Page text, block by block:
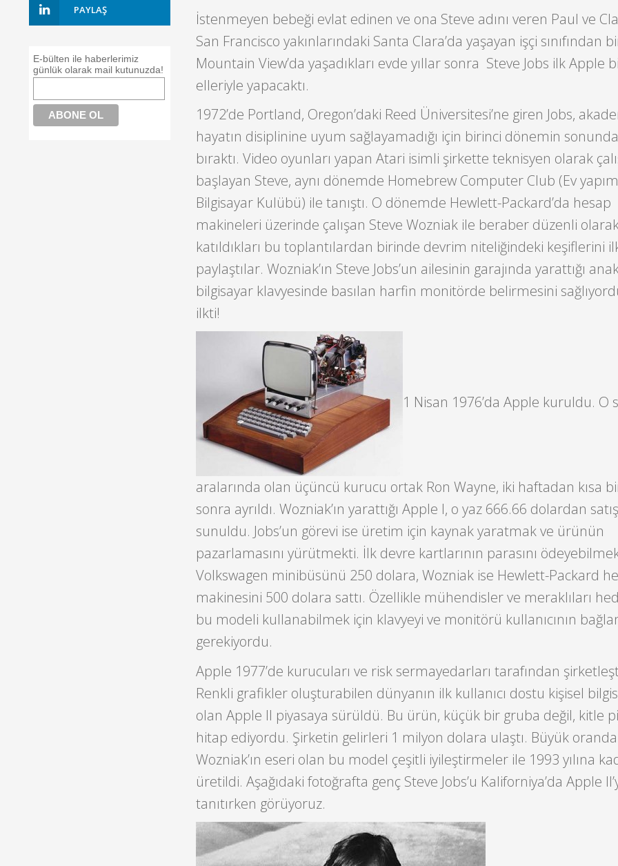
PAYLAŞ
E-bülten ile haberlerimiz
günlük olarak mail kutunuzda!
İstenmeyen bebeği evlat edinen ve ona Steve adını veren Paul ve
San Francisco yakınlarındaki Santa Clara’da yaşayan işçi sınıfından
Mountain View’da yaşadıkları evde yıllar sonra Steve Jobs ilk Apple
elleriyle yapacaktı.
1972’de Portland, Oregon’daki Reed Üniversitesi’ne giren Jobs,
hayatın disiplinine uyum sağlayamadığı için birinci dönemin
bıraktı. Video oyunları yapan Atari isimli şirkette teknisyen olarak
başlayan Steve, aynı dönemde Homebrew Computer Club (Ev
Bilgisayar Kulübü) ile tanıştı. O dönemde Hewlett-Packard’da hesap
makineleri üzerinde çalışan Steve Wozniak ile beraber düzenli
katıldıkları bu toplantılardan birinde devrim niteliğindeki keşiflerini
paylaştılar. Wozniak’ın Steve Jobs’un ailesinin garajında yarattığı
bilgisayar klavyesinde basılan harfin monitörde belirmesini
ilkti!
1 Nisan 1976’da Apple kuruldu. O
aralarında olan üçüncü kurucu ortak Ron Wayne, iki haftadan kısa
sonra ayrıldı. Wozniak’ın yarattığı Apple I, o yaz 666.66 dolardan
sunuldu. Jobs’un görevi ise üretim için kaynak yaratmak ve ürünün
pazarlamasını yürütmekti. İlk devre kartlarının parasını
Volkswagen minibüsünü 250 dolara, Wozniak ise Hewlett-Packard
makinesini 500 dolara sattı. Özellikle mühendisler ve meraklıları
bu modeli kullanabilmek için klavyeyi ve monitörü kullanıcının
gerekiyordu.
Apple 1977’de kurucuları ve risk sermayedarları tarafından
Renkli grafikler oluşturabilen dünyanın ilk kullanıcı dostu kişisel
olan Apple II piyasaya sürüldü. Bu ürün, küçük bir gruba değil, kitle
hitap ediyordu. Şirketin gelirleri 1 milyon dolara ulaştı. Büyük oranda
Wozniak’ın eseri olan bu model çeşitli iyileştirmeler ile 1993 yılına
üretildi. Aşağıdaki fotoğrafta genç Steve Jobs’u Kaliforniya’da Apple
tanıtırken görüyoruz.